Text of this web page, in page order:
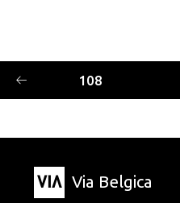
108
Via Belgica